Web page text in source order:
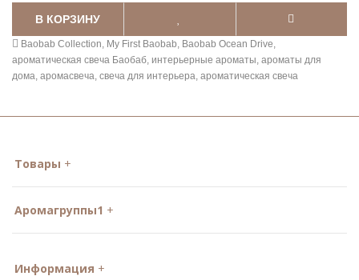
В КОРЗИНУ
Baobab Collection My First Baobab Baobab Ocean Drive
ароматическая свеча Баобаб интерьерные ароматы ароматы для
дома аромасвеча свеча для интерьера ароматическая свеча
Товары
Аромагруппы1
Информация